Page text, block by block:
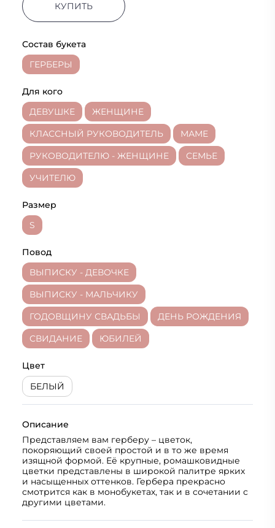
КУПИТЬ
Состав букета
ГЕРБЕРЫ
Для кого
ДЕВУШКЕ
ЖЕНЩИНЕ
КЛАССНЫЙ РУКОВОДИТЕЛЬ
МАМЕ
РУКОВОДИТЕЛЮ - ЖЕНЩИНЕ
СЕМЬЕ
УЧИТЕЛЮ
Размер
S
Повод
ВЫПИСКУ - ДЕВОЧКЕ
ВЫПИСКУ - МАЛЬЧИКУ
ГОДОВЩИНУ СВАДЬБЫ
ДЕНЬ РОЖДЕНИЯ
СВИДАНИЕ
ЮБИЛЕЙ
Цвет
БЕЛЫЙ
Описание
Представляем вам герберу – цветок,
покоряющий своей простой и в то же время
изящной формой. Её крупные, ромашковидные
цветки представлены в широкой палитре ярких
и насыщенных оттенков. Гербера прекрасно
смотрится как в монобукетах, так и в сочетании с
другими цветами.